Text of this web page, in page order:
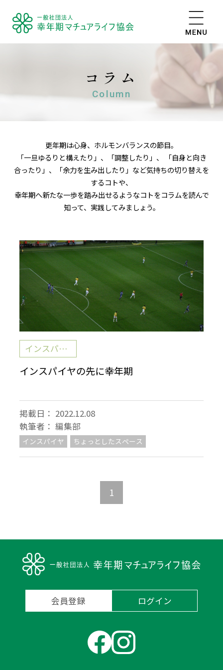
コラム
Column
更年期は心身、ホルモンバランスの節目。
「一旦ゆるりと構えたり」、「調整したり」、 「自身と向き
合ったり」、「余力を生み出したり」など気持ちの切り替えを
するコトや、
幸年期へ新たな一歩を踏み出せるようなコトをコラムを読んで
知って、実践してみましょう。
インスパイヤ
インスパイヤの先に幸年期
掲載日
2022.12.08
執筆者
編集部
インスパイヤ
ちょっとしたスペース
幸せの4つの因子
心の余裕 視野が広がる
1
会員登録 ログイン